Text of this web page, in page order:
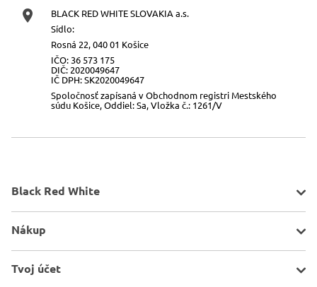
BLACK RED WHITE SLOVAKIA a.s.
Sídlo:
Rosná 22, 040 01 Košice
IČO: 36 573 175
DIČ: 2020049647
IČ DPH: SK2020049647
Spoločnosť zapísaná v Obchodnom registri Mestského
súdu Košice, Oddiel: Sa, Vložka č.: 1261/V
Black Red White
Kontakt
Nákup
Všeobecné informácie
Tvoj účet